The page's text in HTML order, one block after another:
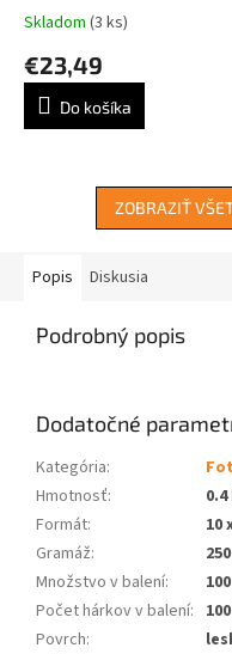
Skladom (3 ks)
€23,49
Do košíka
ZOBRAZIŤ
Popis Diskusia
Podrobný popis
Dodatočné
Kategória:
Hmotnosť:
Formát:
10
Gramáž:
Množstvo v balení:
Počet hárkov v balení:
Povrch: